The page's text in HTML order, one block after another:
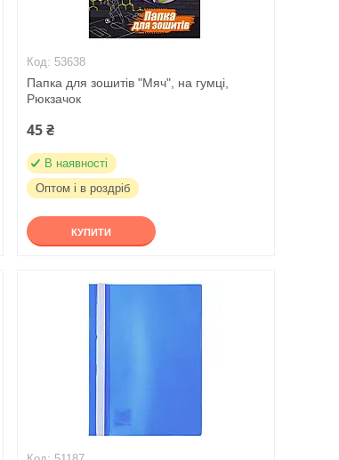
53638
Папка для зошитів "Мяч", на гумці,
Рюкзачок
45 ₴
В наявності
Оптом і в роздріб
КУПИТИ